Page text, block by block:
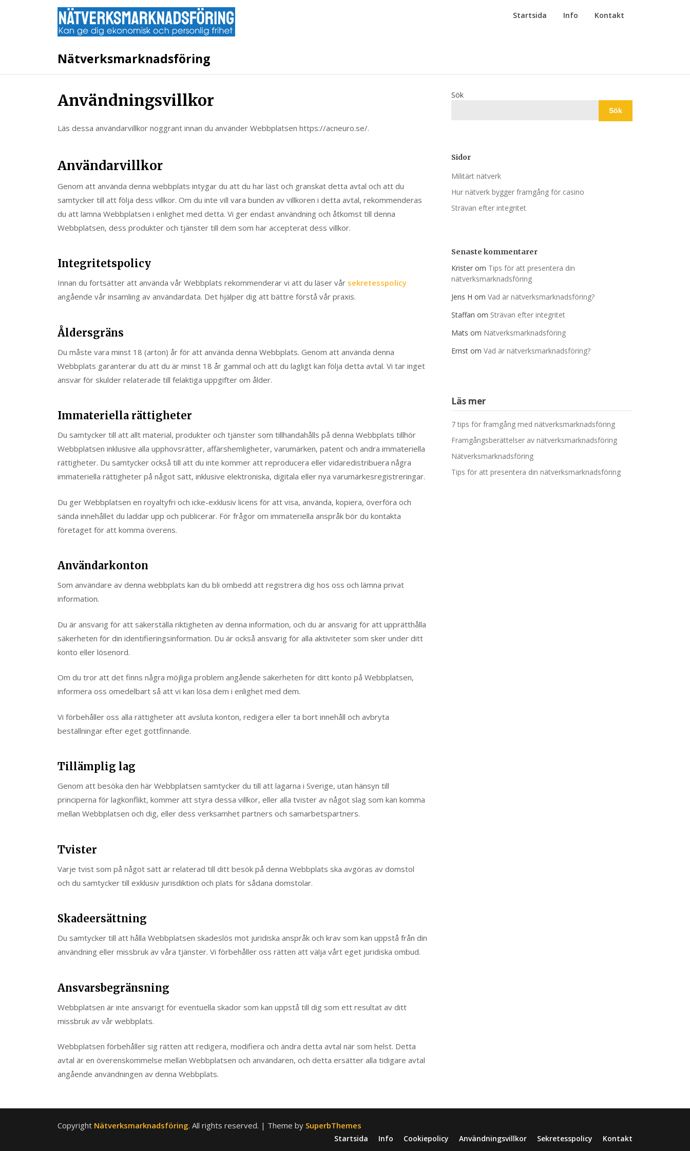
Nätverksmarknadsföring
Startsida Info Kontakt
Användningsvillkor
Läs dessa användarvillkor noggrant innan du använder Webbplatsen https://acneuro.se/.
Användarvillkor
Genom att använda denna webbplats intygar du att du har läst och granskat detta avtal och att du
samtycker till att följa dess villkor. Om du inte vill vara bunden av villkoren i detta avtal, rekommenderas
du att lämna Webbplatsen i enlighet med detta. Vi ger endast användning och åtkomst till denna
Webbplatsen, dess produkter och tjänster till dem som har accepterat dess villkor.
Integritetspolicy
Innan du fortsätter att använda vår Webbplats rekommenderar vi att du läser vår sekretesspolicy
angående vår insamling av användardata. Det hjälper dig att bättre förstå vår praxis.
Åldersgräns
Du måste vara minst 18 (arton) år för att använda denna Webbplats. Genom att använda denna
Webbplats garanterar du att du är minst 18 år gammal och att du lagligt kan följa detta avtal. Vi tar inget
ansvar för skulder relaterade till felaktiga uppgifter om ålder.
Immateriella rättigheter
Du samtycker till att allt material, produkter och tjänster som tillhandahålls på denna Webbplats tillhör
Webbplatsen inklusive alla upphovsrätter, affärshemligheter, varumärken, patent och andra immateriella
rättigheter. Du samtycker också till att du inte kommer att reproducera eller vidaredistribuera några
immateriella rättigheter på något sätt, inklusive elektroniska, digitala eller nya varumärkesregistreringar.
Du ger Webbplatsen en royaltyfri och icke-exklusiv licens för att visa, använda, kopiera, överföra och
sända innehållet du laddar upp och publicerar. För frågor om immateriella anspråk bör du kontakta
företaget för att komma överens.
Användarkonton
Som användare av denna webbplats kan du bli ombedd att registrera dig hos oss och lämna privat
information.
Du är ansvarig för att säkerställa riktigheten av denna information, och du är ansvarig för att upprätthålla
säkerheten för din identifieringsinformation. Du är också ansvarig för alla aktiviteter som sker under ditt
konto eller lösenord.
Om du tror att det finns några möjliga problem angående säkerheten för ditt konto på Webbplatsen,
informera oss omedelbart så att vi kan lösa dem i enlighet med dem.
Vi förbehåller oss alla rättigheter att avsluta konton, redigera eller ta bort innehåll och avbryta
beställningar efter eget gottfinnande.
Tillämplig lag
Genom att besöka den här Webbplatsen samtycker du till att lagarna i Sverige, utan hänsyn till
principerna för lagkonflikt, kommer att styra dessa villkor, eller alla tvister av något slag som kan komma
mellan Webbplatsen och dig, eller dess verksamhet partners och samarbetspartners.
Tvister
Varje tvist som på något sätt är relaterad till ditt besök på denna Webbplats ska avgöras av domstol
och du samtycker till exklusiv jurisdiktion och plats för sådana domstolar.
Skadeersättning
Du samtycker till att hålla Webbplatsen skadeslös mot juridiska anspråk och krav som kan uppstå från din
användning eller missbruk av våra tjänster. Vi förbehåller oss rätten att välja vårt eget juridiska ombud.
Ansvarsbegränsning
Webbplatsen är inte ansvarigt för eventuella skador som kan uppstå till dig som ett resultat av ditt
missbruk av vår webbplats.
Webbplatsen förbehåller sig rätten att redigera, modifiera och ändra detta avtal när som helst. Detta
avtal är en överenskommelse mellan Webbplatsen och användaren, och detta ersätter alla tidigare avtal
angående användningen av denna Webbplats.
Sök
Sök
Sidor
Militärt nätverk
Hur nätverk bygger framgång för casino
Strävan efter integritet
Senaste kommentarer
Kristerom Tips för att presentera din
nätverksmarknadsföring
Jens H om Vad är nätverksmarknadsföring?
Staffan om Strävan efter integritet
Mats om Nätverksmarknadsföring
Ernstom Vad är nätverksmarknadsföring?
Läs mer
7 tips för framgång med nätverksmarknadsföring
Framgångsberättelser av nätverksmarknadsföring
Nätverksmarknadsföring
Tips för att presentera din nätverksmarknadsföring
Copyright Nätverksmarknadsföring. All rights reserved. | Theme by SuperbThemes
Startsida Info Cookiepolicy Användningsvillkor Sekretesspolicy Kontakt